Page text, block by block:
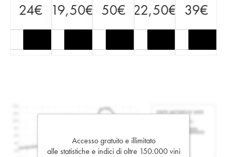
24€ 19,50€ 50€ 22,50€ 39€
Accesso gratuito e illimitato
alle statistiche e indici di oltre 150.000 vini